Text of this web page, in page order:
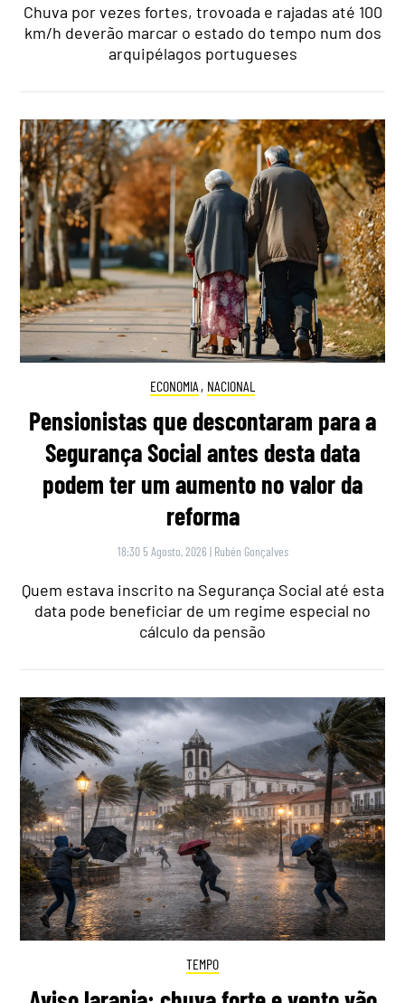
Chuva por vezes fortes, trovoada e rajadas até 100
km/h deverão marcar o estado do tempo num dos
arquipélagos portugueses
ECONOMIA , NACIONAL
Pensionistas que descontaram para a
Segurança Social antes desta data
podem ter um aumento no valor da
reforma
18:30 5 Agosto, 2026 | Rubén Gonçalves
Quem estava inscrito na Segurança Social até esta
data pode beneficiar de um regime especial no
cálculo da pensão
TEMPO